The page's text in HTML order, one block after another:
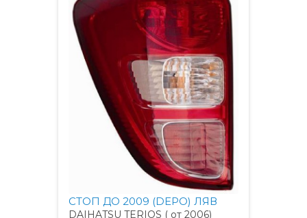
СТОП ДО 2009 (DEPO) ЛЯВ
DAIHATSU TERIOS ( от 2006)